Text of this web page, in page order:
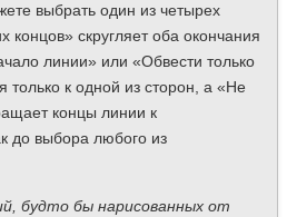
выбрать один из четырех
концов» скругляет оба окончания
линии» или «Обвести только
только к одной из сторон, а «Не
концы линии к
до выбора любого из
будто бы нарисованных от